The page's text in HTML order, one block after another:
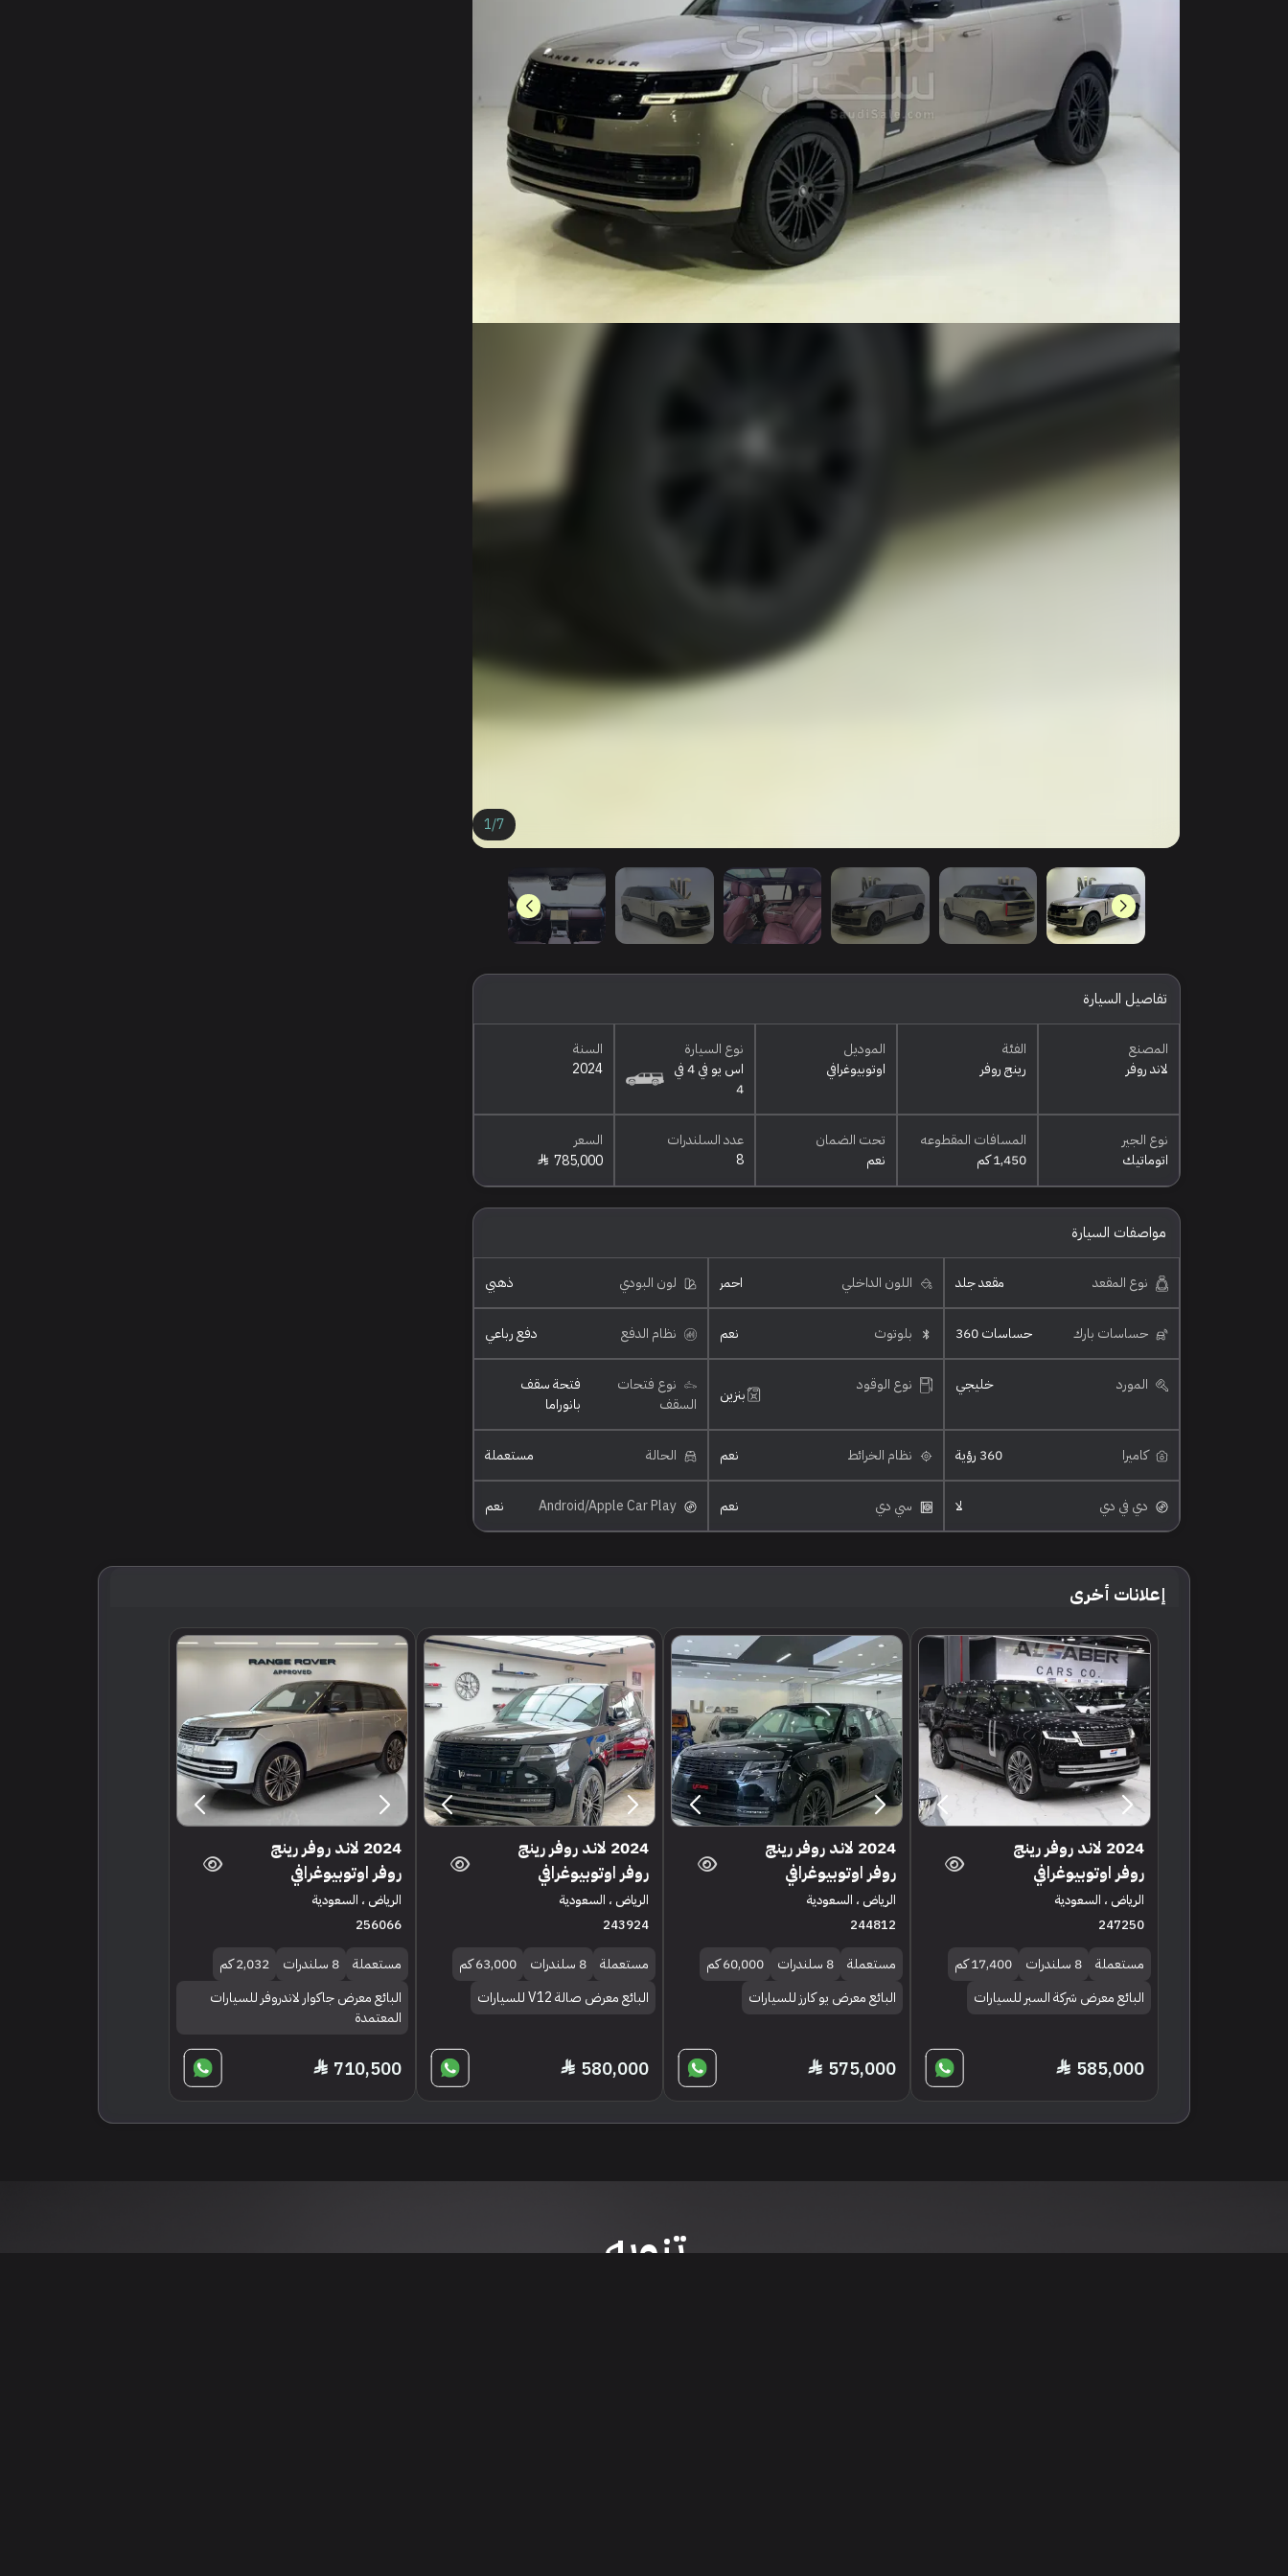
1/7
تفاصيل السيارة
المصنع
لاند روفر
الفئة
رينج روفر
الموديل
اوتوبيوغرافي
نوع السيارة
اس يو في 4 في
4
السنة
2024
نوع الجير
اتوماتيك
المسافات المقطوعه
1,450 كم
تحت الضمان
نعم
عدد السلندرات
8
السعر
785,000
مواصفات السيارة
نوع المقعد مقعد جلد اللون الداخلي احمر لون البودي ذهبي
حساسات بارك حساسات 360 بلوتوث نعم نظام الدفع دفع رباعي
المورد خليجي نوع الوقود بنزين
نوع فتحات
السقف
فتحة سقف
بانوراما
كاميرا 360 رؤية نظام الخرائط نعم الحالة مستعملة
دي في دي لا سي دي نعم نعم
إعلانات أخرى
2024 لاند روفر رينج
روفر اوتوبيوغرافي
الرياض ، السعودية
247250
مستعملة 8 سلندرات
17,400 كم
البائع معرض شركة السبر للسيارات
585,000
2024 لاند روفر رينج
روفر اوتوبيوغرافي
الرياض ، السعودية
244812
مستعملة 8 سلندرات
60,000 كم
البائع معرض يو كارز للسيارات
575,000
2024 لاند روفر رينج
روفر اوتوبيوغرافي
الرياض ، السعودية
243924
مستعملة 8 سلندرات
63,000 كم
البائع معرض صالة V12 للسيارات
580,000
2024 لاند روفر رينج
روفر اوتوبيوغرافي
الرياض ، السعودية
256066
مستعملة 8 سلندرات
2,032 كم
البائع معرض جاكوار لاندروفر للسيارات
المعتمدة
710,500
تنويه